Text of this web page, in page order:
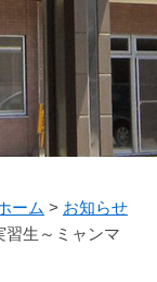
ーム > お知らせ
習生～ミャンマ